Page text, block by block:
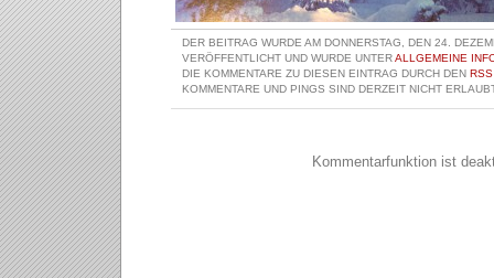
DER BEITRAG WURDE AM DONNERSTAG, DEN 24.
VERÖFFENTLICHT UND WURDE UNTERALLGEMEINE
DIE KOMMENTARE ZU DIESEN EINTRAG DURCH DEN
KOMMENTARE UND PINGS SIND DERZEIT NICHT
Kommentarfunktion ist